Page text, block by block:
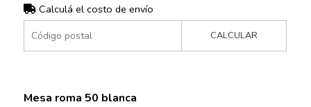
Calculá el costo de envío
CALCULAR
Mesa roma 50 blanca